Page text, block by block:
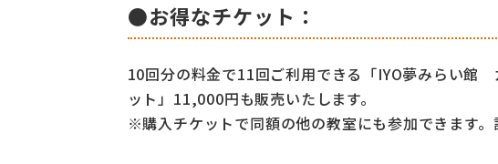
●お得なチケット：
10回分の料金で11回ご利用できる「IYO夢みらい館
ット」11,000円も販売いたします。
※購入チケットで同額の他の教室にも参加できます。